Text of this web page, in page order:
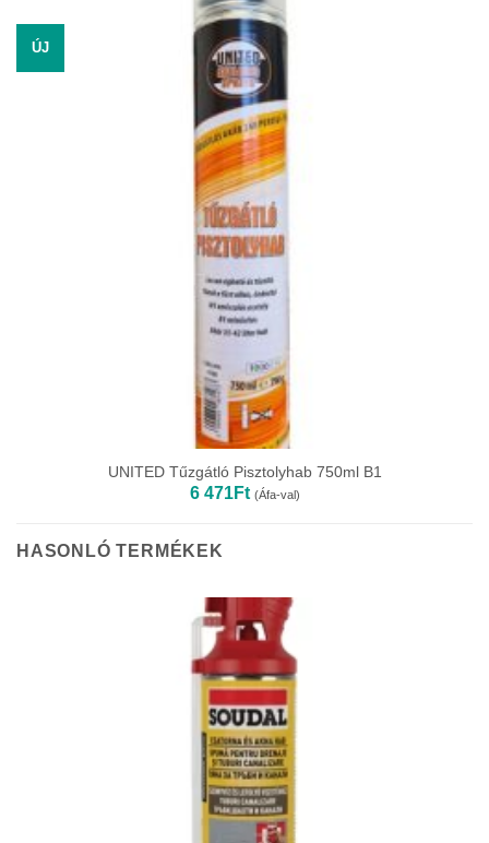
ÚJ
UNITED Tűzgátló Pisztolyhab 750ml B1
6 471Ft (Áfa-val)
HASONLÓ TERMÉKEK